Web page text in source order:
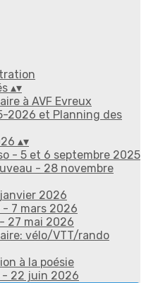
▴▾
à AVF Evreux
2026 et Planning des
▴▾
- 5 et 6 septembre 2025
- 28 novembre
2026
- 7 mars 2026
27 mai 2026
vélo/VTT/rando
à la poésie
- 22 juin 2026